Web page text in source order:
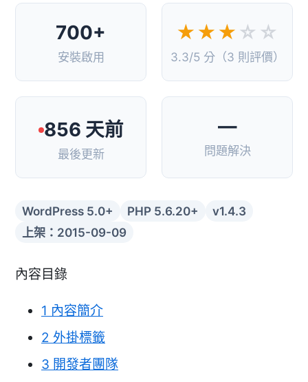
700+
安裝啟用
★★★ ☆☆
3.3/5 分（3 則評價）
856 天前
最後更新
—
問題解決
WordPress 5.0+ PHP 5.6.20+
v1.4.3
上架：2015-09-09
內容目錄
1 內容簡介
2 外掛標籤
3 開發者團隊